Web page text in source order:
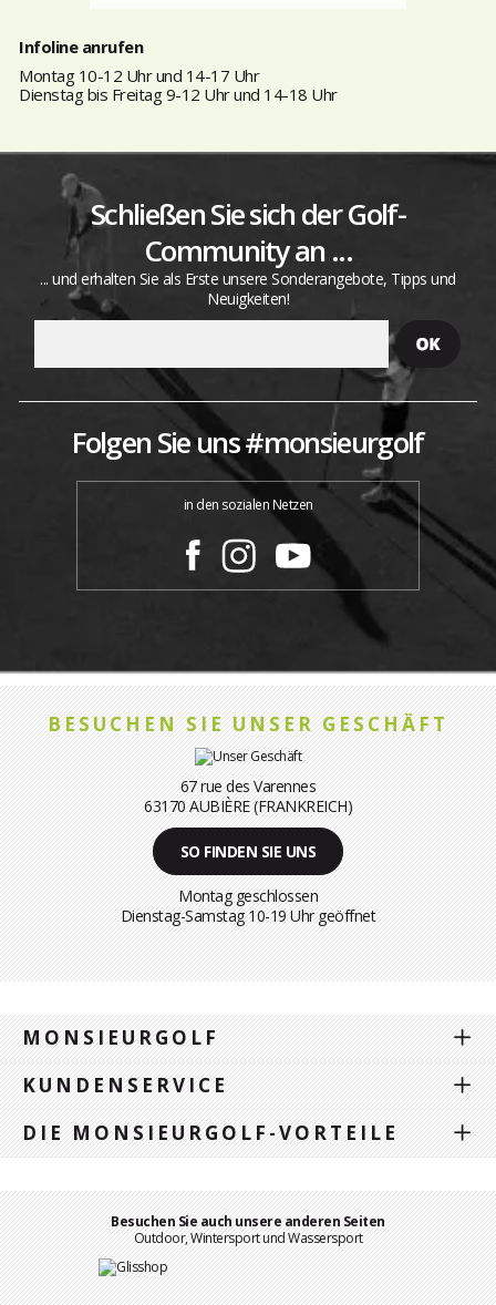
Infoline anrufen
Montag 10-12 Uhr und 14-17 Uhr
Dienstag bis Freitag 9-12 Uhr und 14-18 Uhr
Schließen Sie sich der Golf-
Community an ...
... und erhalten Sie als Erste unsere Sonderangebote, Tipps und
Neuigkeiten!
Folgen Sie uns #monsieurgolf
in den sozialen Netzen
BESUCHEN SIE UNSER GESCHÄFT
67 rue des Varennes
63170 AUBIÈRE (FRANKREICH)
SO FINDEN SIE UNS
Montag geschlossen
Dienstag-Samstag 10-19 Uhr geöffnet
MONSIEURGOLF
KUNDENSERVICE
DIE MONSIEURGOLF-VORTEILE
Besuchen Sie auch unsere anderen Seiten
Outdoor, Wintersport und Wassersport